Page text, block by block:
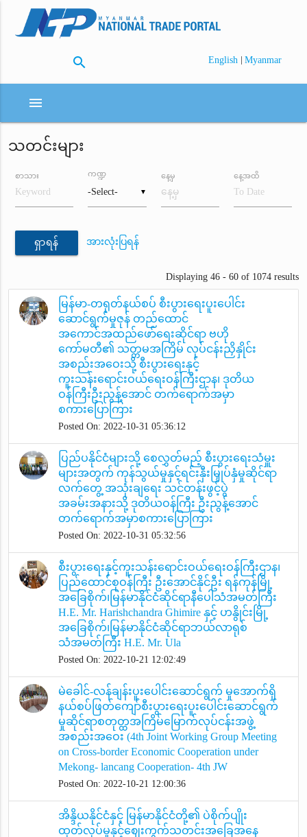
search English | Myanmar
menu
သတင်းများ
စာသား
▼
ကဏ္ဍ နေ့မှ နေ့အထိ
ရှာရန် အားလုံးပြရန်
Displaying 46 - 60 of 1074 results
မြန်မာ-တရုတ်နယ်စပ် စီးပွားရေးပူးပေါင်း
ဆောင်ရွက်မှုဇုန် တည်ထောင်
အကောင်အထည်ဖော်ရေးဆိုင်ရာ ဗဟို
ကော်မတီ၏ သတ္တမအကြိမ် လုပ်ငန်းညှိနှိုင်း
အစည်းအဝေးသို့ စီးပွားရေးနှင့်
ကူးသန်းရောင်းဝယ်ရေးဝန်ကြီးဌာန၊ ဒုတိယ
ဝန်ကြီးဦးညွန့်အောင် တက်ရောက်အမှာ
စကားပြောကြား
Posted On: 2022-10-31 05:36:12
ပြည်ပနိုင်ငံများသို့ စေလွှတ်မည့် စီးပွားရေးသံမှူး
များအတွက် ကုန်သွယ်မှုနှင့်ရင်းနှီးမြှုပ်နှံမှုဆိုင်ရာ
လက်တွေ့ အသုံးချရေး သင်တန်းဖွင့်ပွဲ
အခမ်းအနားသို့ ဒုတိယဝန်ကြီး ဦးညွန့်အောင်
တက်ရောက်အမှာစကားပြောကြား
Posted On: 2022-10-31 05:32:56
စီးပွားရေးနှင့်ကူးသန်းရောင်းဝယ်ရေးဝန်ကြီးဌာန၊
ပြည်ထောင်စုဝန်ကြီး ဦးအောင်နိုင်ဦး ရန်ကုန်မြို့
အခြေစိုက်၊မြန်မာနိုင်ငံဆိုင်ရာနီပေါသံအမတ်ကြီး
H.E. Mr. Harishchandra Ghimire နှင့် ဟနွိုင်းမြို့
အခြေစိုက်၊မြန်မာနိုင်ငံဆိုင်ရာဘယ်လာရုစ်
သံအမတ်ကြီး H.E. Mr. Ula
Posted On: 2022-10-21 12:02:49
မဲခေါင်-လန်ချန်းပူးပေါင်းဆောင်ရွက် မှုအောက်ရှိ
နယ်စပ်ဖြတ်ကျော်စီးပွားရေးပူးပေါင်းဆောင်ရွက်
မှုဆိုင်ရာစတုတ္ထအ​ကြိမ်မြောက်လုပ်ငန်းအဖွဲ့
အစည်းအဝေး (4th Joint Working Group Meeting
on Cross-border Economic Cooperation under
Mekong- lancang Cooperation- 4th JW
Posted On: 2022-10-21 12:00:36
အိန္ဒိယနိုင်ငံနှင့် မြန်မာနိုင်ငံတို့၏ ပဲစိုက်ပျိုး
ထုတ်လုပ်မှုနှင့်ဈေးကွက်သတင်းအခြေအနေ